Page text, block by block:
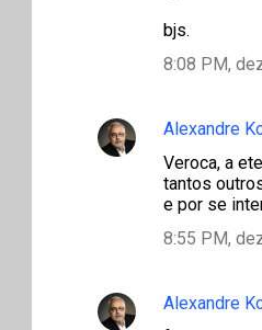
bjs.
8:08 PM,
Alexandre
Veroca, a
tantos
e por se
8:55 PM,
Alexandre